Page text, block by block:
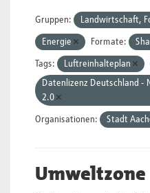
Gruppen: Landwirtschaft,
Energie Formate:
Tags: Luftreinhalteplan
Datenlizenz Deutschland -
2.0
Organisationen: Stadt
Umweltzone